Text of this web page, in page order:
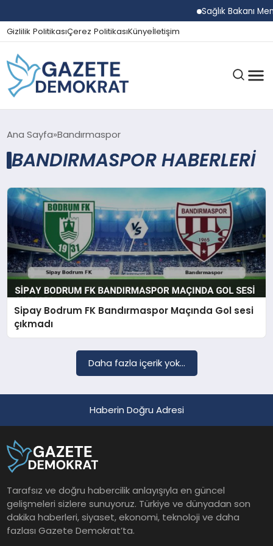
Sağlık Bakanı
Gizlilik PolitikasıÇerez PolitikasıKünyeİletişim
GÜNDEM
SPOR
MAGAZIN
SAĞLIK
YAŞAM
Ana Sayfa Bandırmaspor
BANDIRMASPOR HABERLERI
Sipay Bodrum FK Bandırmaspor Maçında Gol sesi
çıkmadı
Daha fazla içerik yok...
Haberin Doğru Adresi
Tarafsız ve doğru habercilik anlayışıyla en güncel
gelişmeleri sizlere sunuyoruz. Türkiye ve dünyadan son
dakika haberleri, siyaset, ekonomi, teknoloji ve daha
fazlası Gazete Demokrat’ta.